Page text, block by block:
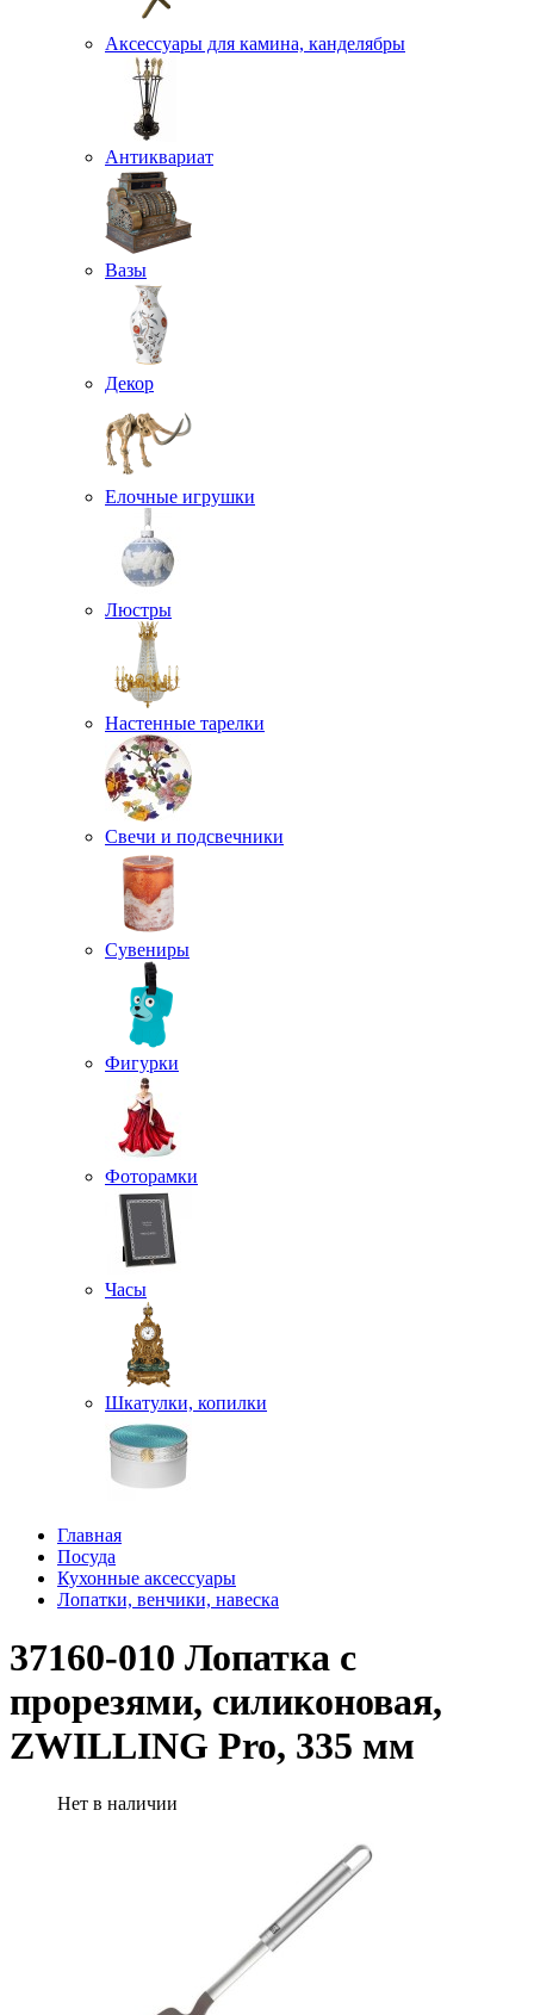
Аксессуары для камина, канделябры
Антиквариат
Вазы
Декор
Елочные игрушки
Люстры
Настенные тарелки
Свечи и подсвечники
Сувениры
Фигурки
Фоторамки
Часы
Шкатулки, копилки
Главная
Посуда
Кухонные аксессуары
Лопатки, венчики, навеска
37160-010 Лопатка с
прорезями, силиконовая,
ZWILLING Pro, 335 мм
Нет в наличии